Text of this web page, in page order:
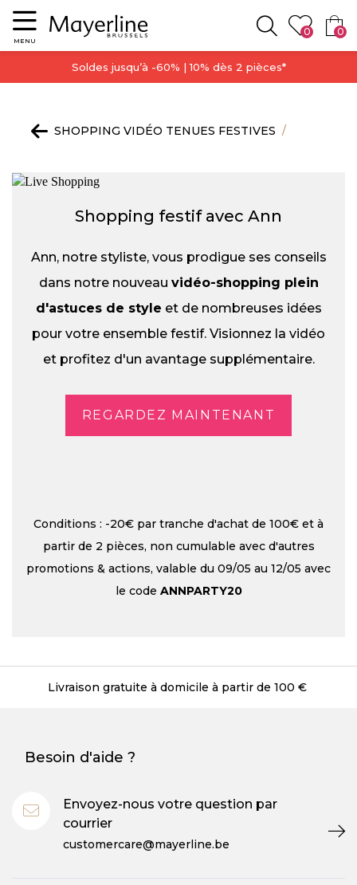
Menu
MENU Rechercher
0 0
Soldes jusqu’à -60% | 10% dès 2 pièces*
SHOPPING VIDÉO TENUES FESTIVES
Shopping festif avec Ann
Ann, notre styliste, vous prodigue ses conseils
dans notre nouveau vidéo-shopping plein
d'astuces de style et de nombreuses idées
pour votre ensemble festif. Visionnez la vidéo
et profitez d'un avantage supplémentaire.
REGARDEZ MAINTENANT
Conditions : -20€ par tranche d'achat de 100€ et à
partir de 2 pièces, non cumulable avec d'autres
promotions & actions, valable du 09/05 au 12/05 avec
le code ANNPARTY20
Livraison gratuite à domicile à partir de 100 €
Besoin d'aide ?
Envoyez-nous votre question par
courrier
customercare@mayerline.be